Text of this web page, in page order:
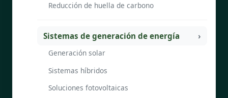
Reducción de huella de carbono
Sistemas de generación de energía
Generación solar
Sistemas híbridos
Soluciones fotovoltaicas